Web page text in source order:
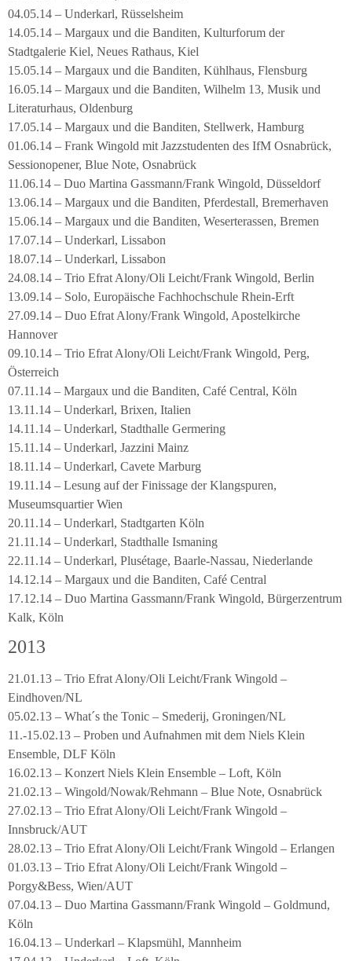
04.05.14 – Underkarl, Rüsselsheim
14.05.14 – Margaux und die Banditen, Kulturforum der
Stadtgalerie Kiel, Neues Rathaus, Kiel
15.05.14 – Margaux und die Banditen, Kühlhaus, Flensburg
16.05.14 – Margaux und die Banditen, Wilhelm 13, Musik und
Literaturhaus, Oldenburg
17.05.14 – Margaux und die Banditen, Stellwerk, Hamburg
01.06.14 – Frank Wingold mit Jazzstudenten des IfM Osnabrück,
Sessionopener, Blue Note, Osnabrück
11.06.14 – Duo Martina Gassmann/Frank Wingold, Düsseldorf
13.06.14 – Margaux und die Banditen, Pferdestall, Bremerhaven
15.06.14 – Margaux und die Banditen, Weserterassen, Bremen
17.07.14 – Underkarl, Lissabon
18.07.14 – Underkarl, Lissabon
24.08.14 – Trio Efrat Alony/Oli Leicht/Frank Wingold, Berlin
13.09.14 – Solo, Europäische Fachhochschule Rhein-Erft
27.09.14 – Duo Efrat Alony/Frank Wingold, Apostelkirche
Hannover
09.10.14 – Trio Efrat Alony/Oli Leicht/Frank Wingold, Perg,
Österreich
07.11.14 – Margaux und die Banditen, Café Central, Köln
13.11.14 – Underkarl, Brixen, Italien
14.11.14 – Underkarl, Stadthalle Germering
15.11.14 – Underkarl, Jazzini Mainz
18.11.14 – Underkarl, Cavete Marburg
19.11.14 – Lesung auf der Finissage der Klangspuren,
Museumsquartier Wien
20.11.14 – Underkarl, Stadtgarten Köln
21.11.14 – Underkarl, Stadthalle Ismaning
22.11.14 – Underkarl, Plusétage, Baarle-Nassau, Niederlande
14.12.14 – Margaux und die Banditen, Café Central
17.12.14 – Duo Martina Gassmann/Frank Wingold, Bürgerzentrum
Kalk, Köln
2013
21.01.13 – Trio Efrat Alony/Oli Leicht/Frank Wingold –
Eindhoven/NL
05.02.13 – What´s the Tonic – Smederij, Groningen/NL
11.-15.02.13 – Proben und Aufnahmen mit dem Niels Klein
Ensemble, DLF Köln
16.02.13 – Konzert Niels Klein Ensemble – Loft, Köln
21.02.13 – Wingold/Nowak/Rehmann – Blue Note, Osnabrück
27.02.13 – Trio Efrat Alony/Oli Leicht/Frank Wingold –
Innsbruck/AUT
28.02.13 – Trio Efrat Alony/Oli Leicht/Frank Wingold – Erlangen
01.03.13 – Trio Efrat Alony/Oli Leicht/Frank Wingold –
Porgy&Bess, Wien/AUT
07.04.13 – Duo Martina Gassmann/Frank Wingold – Goldmund,
Köln
16.04.13 – Underkarl – Klapsmühl, Mannheim